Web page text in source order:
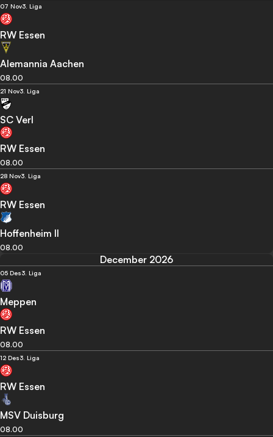
07 Nov3. Liga
RW Essen
Alemannia Aachen
08.00
21 Nov3. Liga
SC Verl
RW Essen
08.00
28 Nov3. Liga
RW Essen
Hoffenheim II
08.00
December 2026
05 Des3. Liga
Meppen
RW Essen
08.00
12 Des3. Liga
RW Essen
MSV Duisburg
08.00